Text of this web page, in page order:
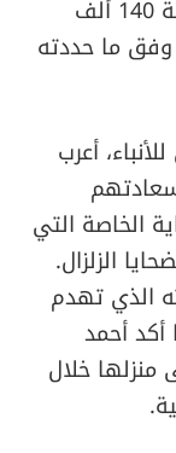
للإيجار والإيواء، إضافة إلى منح بقيمة 140 ألف
وفق ما حددته
أعرب
الخاصة التي
الزلزال.
الذي تهدم
أكد أحمد
خلال